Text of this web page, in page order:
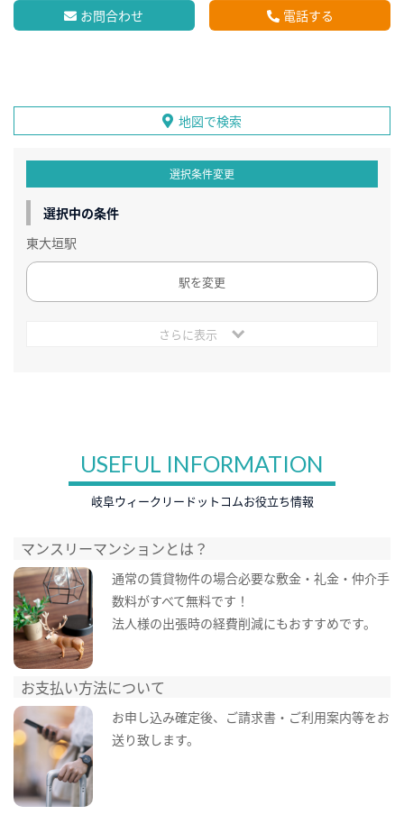
お問合わせ 電話する
地図で検索
選択条件変更
選択中の条件
東大垣駅
駅を変更
さらに表示
USEFUL INFORMATION
岐阜ウィークリードットコムお役立ち情報
マンスリーマンションとは？
通常の賃貸物件の場合必要な敷金・礼金・仲介手
数料がすべて無料です！
法人様の出張時の経費削減にもおすすめです。
お支払い方法について
お申し込み確定後、ご請求書・ご利用案内等をお
送り致します。